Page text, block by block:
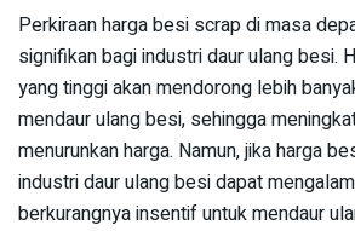
Perkiraan harga besi scrap di masa
signifikan bagi industri daur ulang besi.
yang tinggi akan mendorong lebih
mendaur ulang besi, sehingga
menurunkan harga. Namun, jika harga
industri daur ulang besi dapat
berkurangnya insentif untuk mendaur